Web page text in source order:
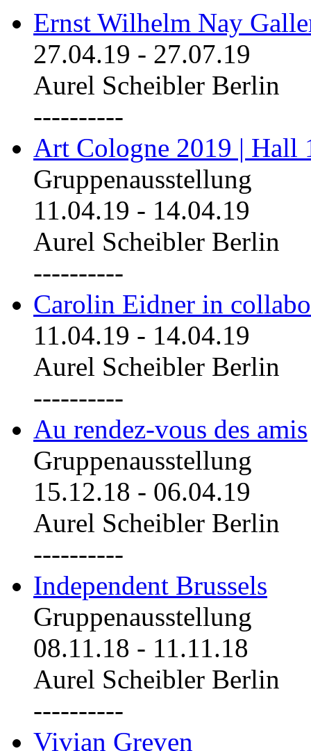
Ernst Wilhelm Nay
27.04.19 - 27.07.19
Aurel Scheibler Berlin
----------
Art Cologne 2019 | Hall
Gruppenausstellung
11.04.19 - 14.04.19
Aurel Scheibler Berlin
----------
Carolin Eidner in
11.04.19 - 14.04.19
Aurel Scheibler Berlin
----------
Au rendez-vous des amis
Gruppenausstellung
15.12.18 - 06.04.19
Aurel Scheibler Berlin
----------
Independent Brussels
Gruppenausstellung
08.11.18 - 11.11.18
Aurel Scheibler Berlin
----------
Vivian Greven